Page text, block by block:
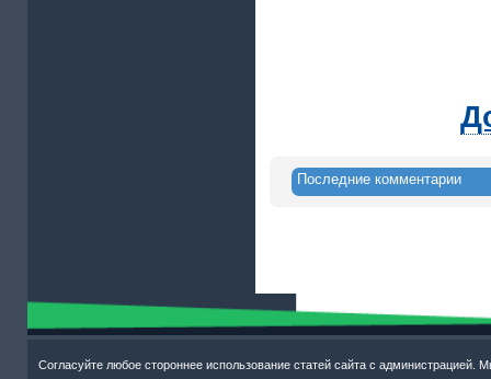
Последние комментарии
Согласуйте любое стороннее использование статей сайта с администрацией.